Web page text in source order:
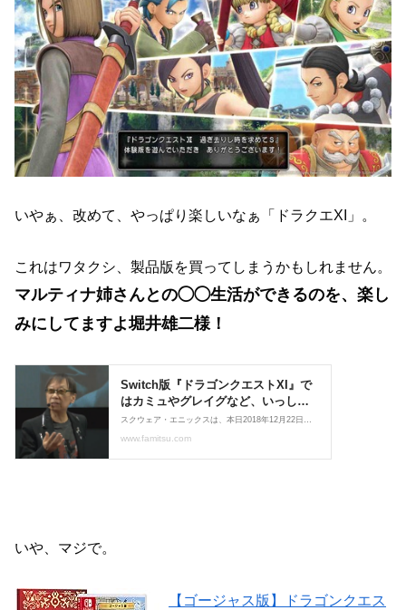
いやぁ、改めて、やっぱり楽しいなぁ「ドラクエXI」。
これはワタクシ、製品版を買ってしまうかもしれません。
マルティナ姉さんとの◯◯生活ができるのを、楽し
みにしてますよ堀井雄二様！
いや、マジで。
【ゴージャス版】ドラゴンクエス